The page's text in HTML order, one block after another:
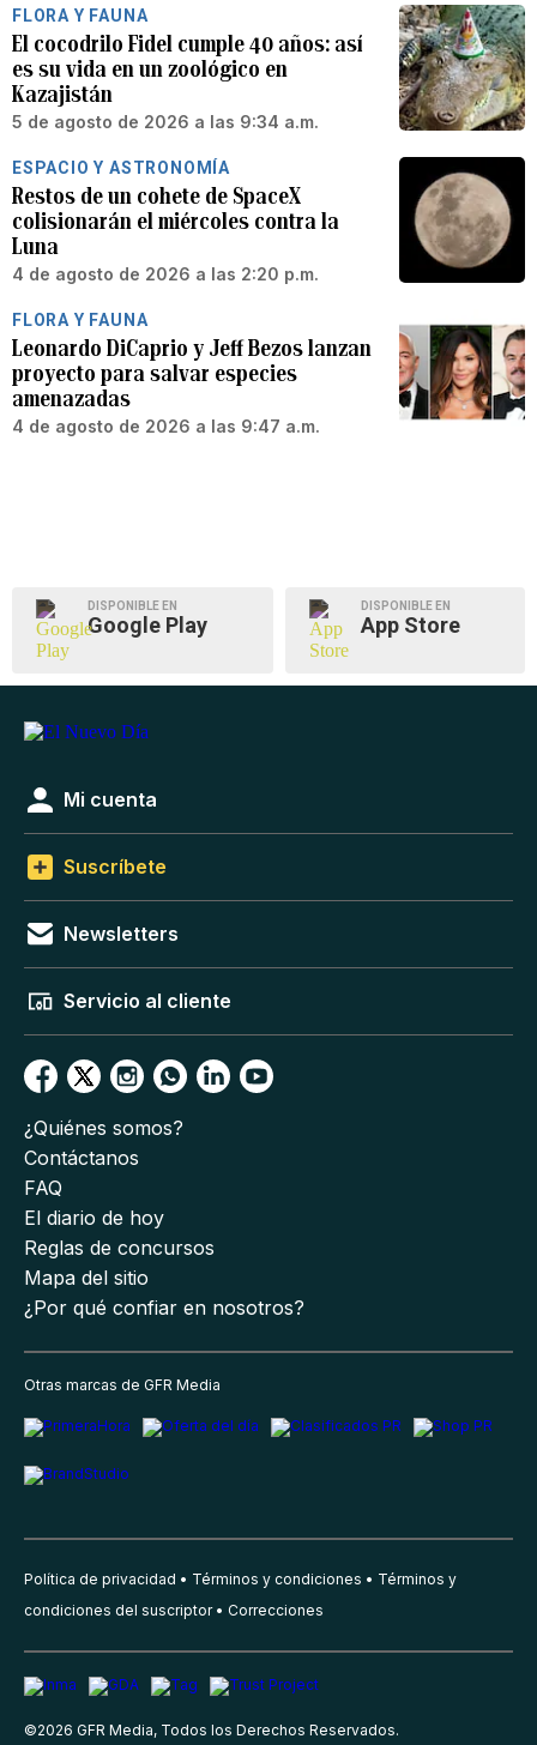
FLORA Y FAUNA
El cocodrilo Fidel cumple 40 años: así
es su vida en un zoológico en
Kazajistán
5 de agosto de 2026 a las 9:34 a.m.
ESPACIO Y ASTRONOMÍA
Restos de un cohete de SpaceX
colisionarán el miércoles contra la
Luna
4 de agosto de 2026 a las 2:20 p.m.
FLORA Y FAUNA
Leonardo DiCaprio y Jeff Bezos lanzan
proyecto para salvar especies
amenazadas
4 de agosto de 2026 a las 9:47 a.m.
DISPONIBLE EN
Google Play
DISPONIBLE EN
App Store
Mi cuenta
Suscríbete
Newsletters
Servicio al cliente
¿Quiénes somos?
Contáctanos
FAQ
El diario de hoy
Reglas de concursos
Mapa del sitio
¿Por qué confiar en nosotros?
Otras marcas de GFR Media
Política de privacidad Términos y condiciones
Términos y
condiciones del suscriptor
Correcciones
©2026 GFR Media, Todos los Derechos Reservados.